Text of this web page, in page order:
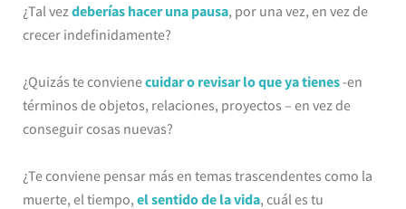
¿Tal vezdeberías hacer una pausa, por una vez, en vez de
crecer indefinidamente?
¿Quizás te convienecuidar o revisar lo que ya tienes-en
términos de objetos, relaciones, proyectos – en vez de
conseguir cosas nuevas?
¿Te conviene pensar más en temas trascendentes como la
muerte, el tiempo, el sentido de la vida, cuál es tu